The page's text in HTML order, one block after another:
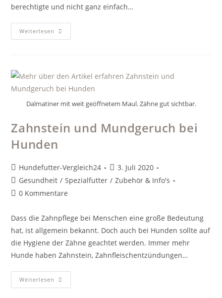
berechtigte und nicht ganz einfach…
Weiterlesen Futterumstellung
–
Dalmatiner mit weit geöffnetem Maul. Zähne gut sichtbar.
Zahnstein und Mundgeruch bei
Hunden
Beitrags-
Autor:
Hundefutter-Vergleich24
Beitrag
veröffentlicht:
3. Juli 2020
Beitrags-
Kategorie:
Gesundheit / Spezialfutter / Zubehör & Info's
Beitrags-
0 Kommentare
Dass die Zahnpflege bei Menschen eine große Bedeutung
hat, ist allgemein bekannt. Doch auch bei Hunden sollte auf
die Hygiene der Zähne geachtet werden. Immer mehr
Hunde haben Zahnstein, Zahnfleischentzündungen…
Weiterlesen Zahnstein
Und